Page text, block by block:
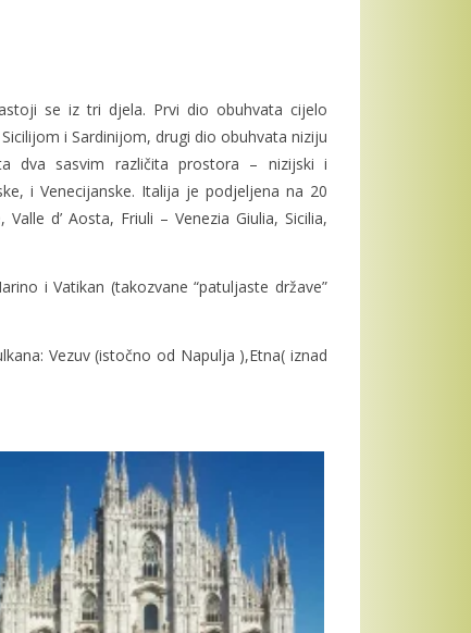
se iz tri djela. Prvi dio obuhvata cijelo
i Sardinijom, drugi dio obuhvata niziju
dva sasvim različita prostora – nizijski i
i Venecijanske. Italija je podjeljena na 20
d’ Aosta, Friuli – Venezia Giulia, Sicilia,
i Vatikan (takozvane “patuljaste države”
Vezuv (istočno od Napulja ),Etna( iznad